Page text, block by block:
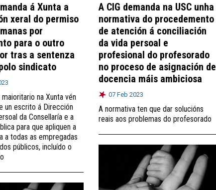
á Xunta a
xeral do permiso
por
para o outro
tras a sentenza
sindicato
na Xunta vén
un escrito á Dirección
da Consellaría e a
para que apliquen a
a todas as empregadas
públicos, incluído o
A CIG demanda na USC unha
normativa do procedemento
de atención á conciliación
da vida persoal e
profesional do profesorado
no proceso de asignación de
docencia máis ambiciosa
07 Feb 2023
A normativa ten que dar solucións
reais aos problemas do profesorado